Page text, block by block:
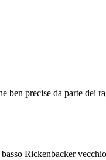
ben precise da parte dei
Rickenbacker